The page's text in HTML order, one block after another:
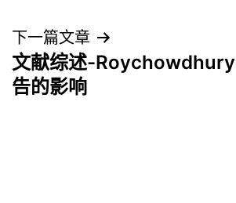
航
下一篇文章
文献综述-
告的影响